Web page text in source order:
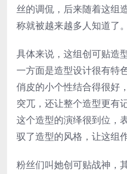
丝的调侃，后来随着这组
称就被越来越多人知道了。
具体来说，这组创可贴造
一方面是造型设计很有特
俏皮的小个性结合得很好
突兀，还让整个造型更有
这个造型的演绎很到位，
驭了造型的风格，让这组
粉丝们叫她创可贴战神，